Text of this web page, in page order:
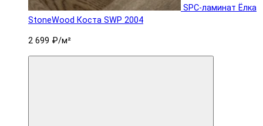
SPC-ламинат Ëлка
StoneWood Коста SWP 2004
2 699 ₽/м²